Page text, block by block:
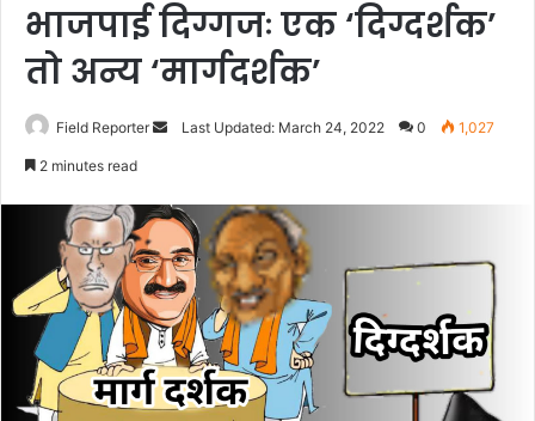
भाजपाई दिग्गजः एक ‘दिग्दर्शक’
तो अन्य ‘मार्गदर्शक’
Field Reporter
SendLast Updated: March 24, 2022 0 1,027
2 minutes read